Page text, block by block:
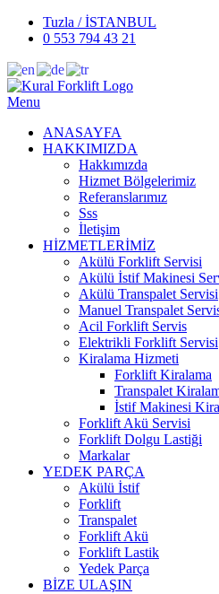
Tuzla / İSTANBUL
0 553 794 43 21
Menu
ANASAYFA
HAKKIMIZDA
Hakkımızda
Hizmet Bölgelerimiz
Referanslarımız
Sss
İletişim
HİZMETLERİMİZ
Akülü Forklift Servisi
Akülü İstif Makinesi
Akülü Transpalet Servisi
Manuel Transpalet
Acil Forklift Servis
Elektrikli Forklift Servisi
Kiralama Hizmeti
Forklift Kiralama
Transpalet
İstif Makinesi
Forklift Akü Servisi
Forklift Dolgu Lastiği
Markalar
YEDEK PARÇA
Akülü İstif
Forklift
Transpalet
Forklift Akü
Forklift Lastik
Yedek Parça
BİZE ULAŞIN